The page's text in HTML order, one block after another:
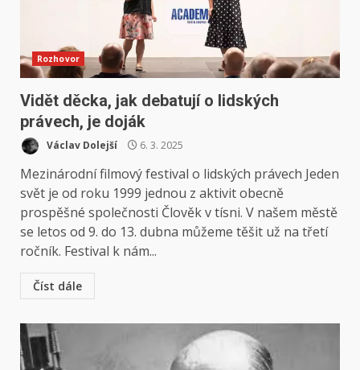
Rozhovor
Vidět děcka, jak debatují o lidských
právech, je doják
Václav Dolejší 6. 3. 2025
Mezinárodní filmový festival o lidských právech Jeden
svět je od roku 1999 jednou z aktivit obecně
prospěšné společnosti Člověk v tísni. V našem městě
se letos od 9. do 13. dubna můžeme těšit už na třetí
ročník. Festival k nám...
Číst dále